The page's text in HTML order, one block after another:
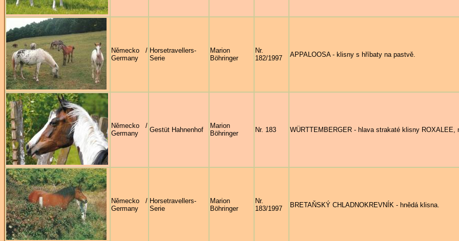
Německo /
Germany
Horsetravellers-
Serie
Marion
Böhringer
Nr.
182/1997
APPALOOSA - klisny s hříbaty na pastvě.
Německo /
Germany
Gestüt Hahnenhof
Marion
Böhringer
Nr. 183 WÜRTTEMBERGER - hlava strakaté klisny ROXALEE,
Německo /
Germany
Horsetravellers-
Serie
Marion
Böhringer
Nr.
183/1997
BRETAŇSKÝ CHLADNOKREVNÍK - hnědá klisna.